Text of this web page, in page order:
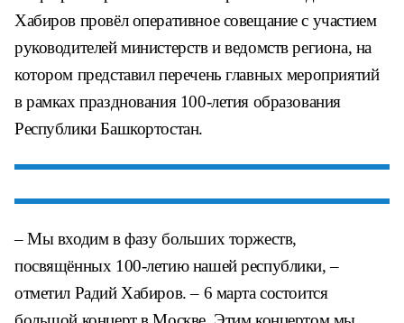
Хабиров провёл оперативное совещание с участием
руководителей министерств и ведомств региона, на
котором представил перечень главных мероприятий
в рамках празднования 100-летия образования
Республики Башкортостан.
– Мы входим в фазу больших торжеств,
посвящённых 100-летию нашей республики, –
отметил Радий Хабиров. – 6 марта состоится